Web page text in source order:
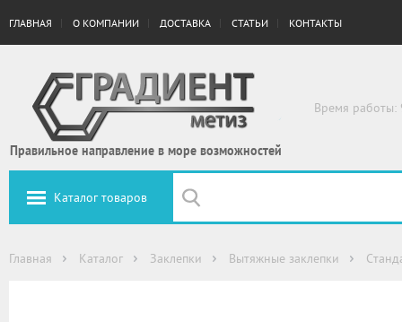
ГЛАВНАЯ О КОМПАНИИ ДОСТАВКА СТАТЬИ КОНТАКТЫ
Правильное направление в море возможностей
Время работы:
Каталог товаров
Главная Каталог Заклепки Вытяжные заклепки